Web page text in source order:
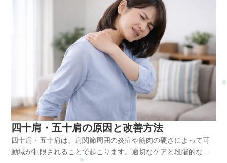
四十肩・五十肩の原因と改善方法
四十肩・五十肩は、肩関節周囲の炎症や筋肉の硬さによって可
動域が制限されることで起こります。適切なケアと段階的な運